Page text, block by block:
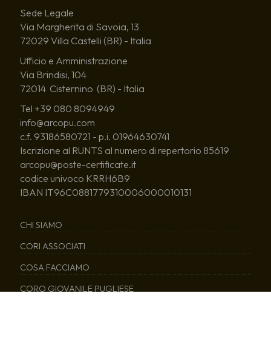
Sede Legale
Via Margherita di Savoia, 13
72029 Villa Castelli (BR) - Italia
Ufficio e Amministrazione
Via Brindisi, 104
72014 Cisternino (BR) - Italia
Tel +39 080 8094949
info@arcopu.com
c.f. 93186580721 - p.i. 01964630741
Iscrizione al RUNTS al numero di repertorio 85619
arcopu@poste-certificate.it
codice univoco KRRH6B9
IBAN IT96C0881779310006000010131
CHI SIAMO
CORI ASSOCIATI
COSA FACCIAMO
CORO GIOVANILE PUGLIESE